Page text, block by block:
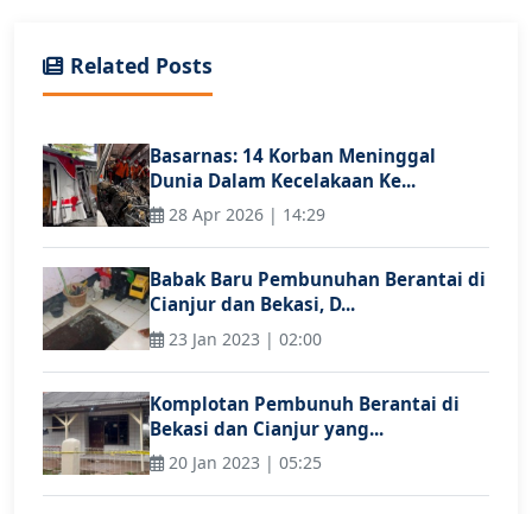
Related Posts
Basarnas: 14 Korban Meninggal
Dunia Dalam Kecelakaan Ke...
28 Apr 2026 | 14:29
Babak Baru Pembunuhan Berantai di
Cianjur dan Bekasi, D...
23 Jan 2023 | 02:00
Komplotan Pembunuh Berantai di
Bekasi dan Cianjur yang...
20 Jan 2023 | 05:25